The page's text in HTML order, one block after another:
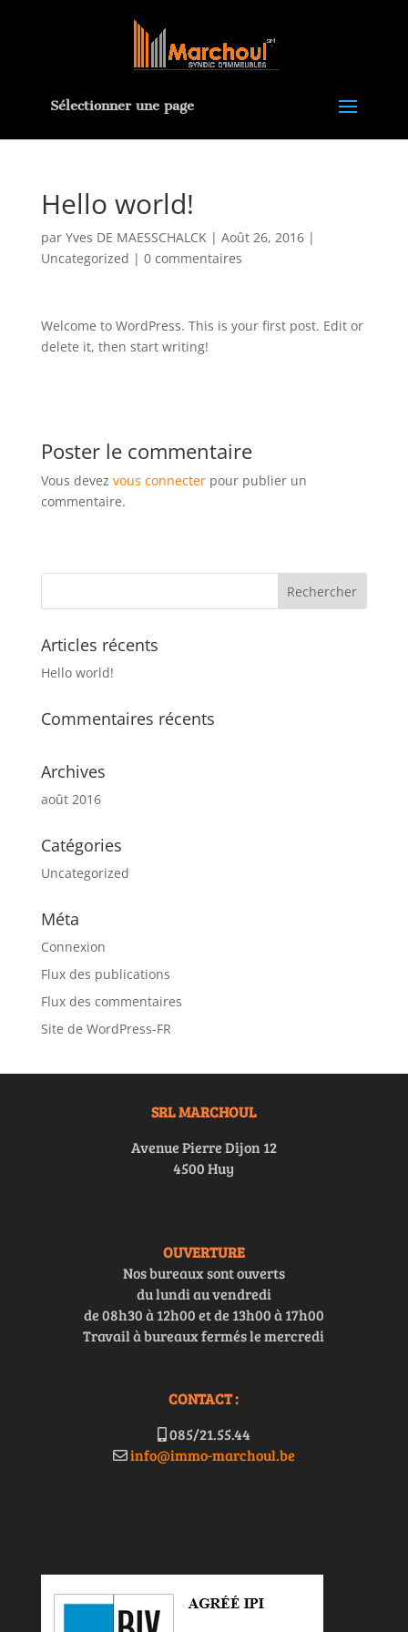
Sélectionner une page
Hello world!
par Yves DE MAESSCHALCK| Août 26, 2016|
Uncategorized | 0 commentaires
Welcome to WordPress. This is your first post. Edit or
delete it, then start writing!
Poster le commentaire
Vous devez vous connecterpour publier un
commentaire.
Articles récents
Hello world!
Commentaires récents
Archives
août 2016
Catégories
Uncategorized
Méta
Connexion
Flux des publications
Flux des commentaires
Site de WordPress-FR
SRL MARCHOUL
Avenue Pierre Dijon 12
4500 Huy
OUVERTURE
Nos bureaux sont ouverts
du lundi au vendredi
de 08h30 à 12h00 et de 13h00 à 17h00
Travail à bureaux fermés le mercredi
CONTACT :
085/21.55.44
info@immo-marchoul.be